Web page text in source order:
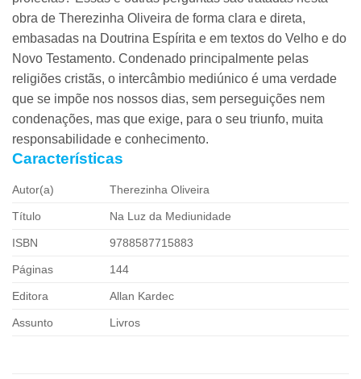
obra de Therezinha Oliveira de forma clara e direta,
embasadas na Doutrina Espírita e em textos do Velho e do
Novo Testamento. Condenado principalmente pelas
religiões cristãs, o intercâmbio mediúnico é uma verdade
que se impõe nos nossos dias, sem perseguições nem
condenações, mas que exige, para o seu triunfo, muita
responsabilidade e conhecimento.
Características
Autor(a) Therezinha Oliveira
Título Na Luz da Mediunidade
ISBN 9788587715883
Páginas 144
Editora Allan Kardec
Assunto Livros